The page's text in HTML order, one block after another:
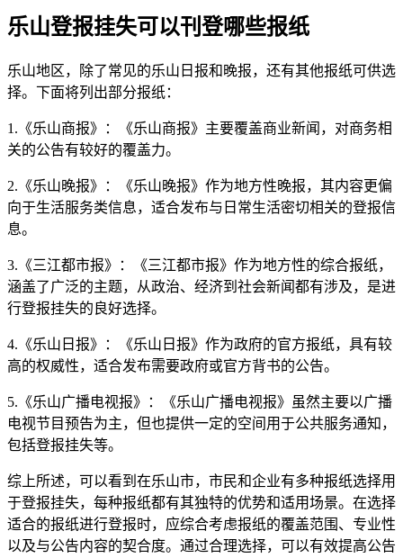
乐山登报挂失可以刊登哪些报纸
乐山地区，除了常见的乐山日报和晚报，还有其他报纸可供选
择。下面将列出部分报纸：
1.《乐山商报》：《乐山商报》主要覆盖商业新闻，对商务相
关的公告有较好的覆盖力。
2.《乐山晚报》：《乐山晚报》作为地方性晚报，其内容更偏
向于生活服务类信息，适合发布与日常生活密切相关的登报信
息。
3.《三江都市报》：《三江都市报》作为地方性的综合报纸，
涵盖了广泛的主题，从政治、经济到社会新闻都有涉及，是进
行登报挂失的良好选择。
4.《乐山日报》：《乐山日报》作为政府的官方报纸，具有较
高的权威性，适合发布需要政府或官方背书的公告。
5.《乐山广播电视报》：《乐山广播电视报》虽然主要以广播
电视节目预告为主，但也提供一定的空间用于公共服务通知，
包括登报挂失等。
综上所述，可以看到在乐山市，市民和企业有多种报纸选择用
于登报挂失，每种报纸都有其独特的优势和适用场景。在选择
适合的报纸进行登报时，应综合考虑报纸的覆盖范围、专业性
以及与公告内容的契合度。通过合理选择，可以有效提高公告